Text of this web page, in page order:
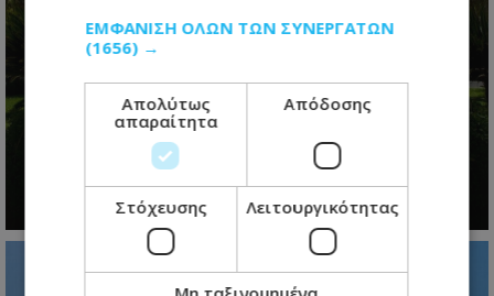
μεγάλο παζλ των συμμαχιών και η
μετακίνηση των κομματικών
ισορροπιών
09.08.2026 - 07:18
ΕΜΦΆΝΙΣΗ ΌΛΩΝ ΤΩΝ ΣΥΝΕΡΓΑΤΏΝ
(1656) →
Απολύτως
απαραίτητα
Απόδοσης
Στόχευσης Λειτουργικότητας